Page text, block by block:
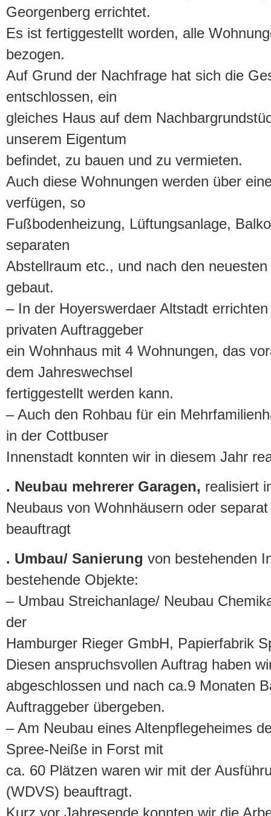
Georgenberg errichtet.
Es ist fertiggestellt worden, alle
bezogen.
Auf Grund der Nachfrage hat sich die
entschlossen, ein
gleiches Haus auf dem
unserem Eigentum
befindet, zu bauen und zu vermieten.
Auch diese Wohnungen werden über
verfügen, so
Fußbodenheizung, Lüftungsanlage,
separaten
Abstellraum etc., und nach den
gebaut.
– In der Hoyerswerdaer Altstadt
privaten Auftraggeber
ein Wohnhaus mit 4 Wohnungen, das
dem Jahreswechsel
fertiggestellt werden kann.
– Auch den Rohbau für ein
in der Cottbuser
Innenstadt konnten wir in diesem Jahr
. Neubau mehrerer Garagen, realisiert
Neubaus von Wohnhäusern oder
beauftragt
. Umbau/ Sanierung von bestehenden
bestehende Objekte:
– Umbau Streichanlage/ Neubau
der
Hamburger Rieger GmbH, Papierfabrik
Diesen anspruchsvollen Auftrag haben
abgeschlossen und nach ca.9 Monaten
Auftraggeber übergeben.
– Am Neubau eines Altenpflegeheimes
Spree-Neiße in Forst mit
ca. 60 Plätzen waren wir mit der
(WDVS) beauftragt.